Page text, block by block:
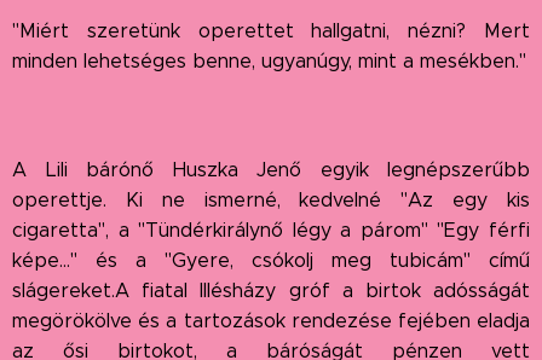
"Miért szeretünk operettet hallgatni, nézni? Mert
minden lehetséges benne, ugyanúgy, mint a mesékben."
A Lili bárónő Huszka Jenő egyik legnépszerűbb
operettje. Ki ne ismerné, kedvelné "Az egy kis
cigaretta", a "Tündérkirálynő légy a párom" "Egy férfi
képe..." és a "Gyere, csókolj meg tubicám" című
slágereket.A fiatal Illésházy gróf a birtok adósságát
megörökölve és a tartozások rendezése fejében eladja
az ősi birtokot, a báróságát pénzen vett